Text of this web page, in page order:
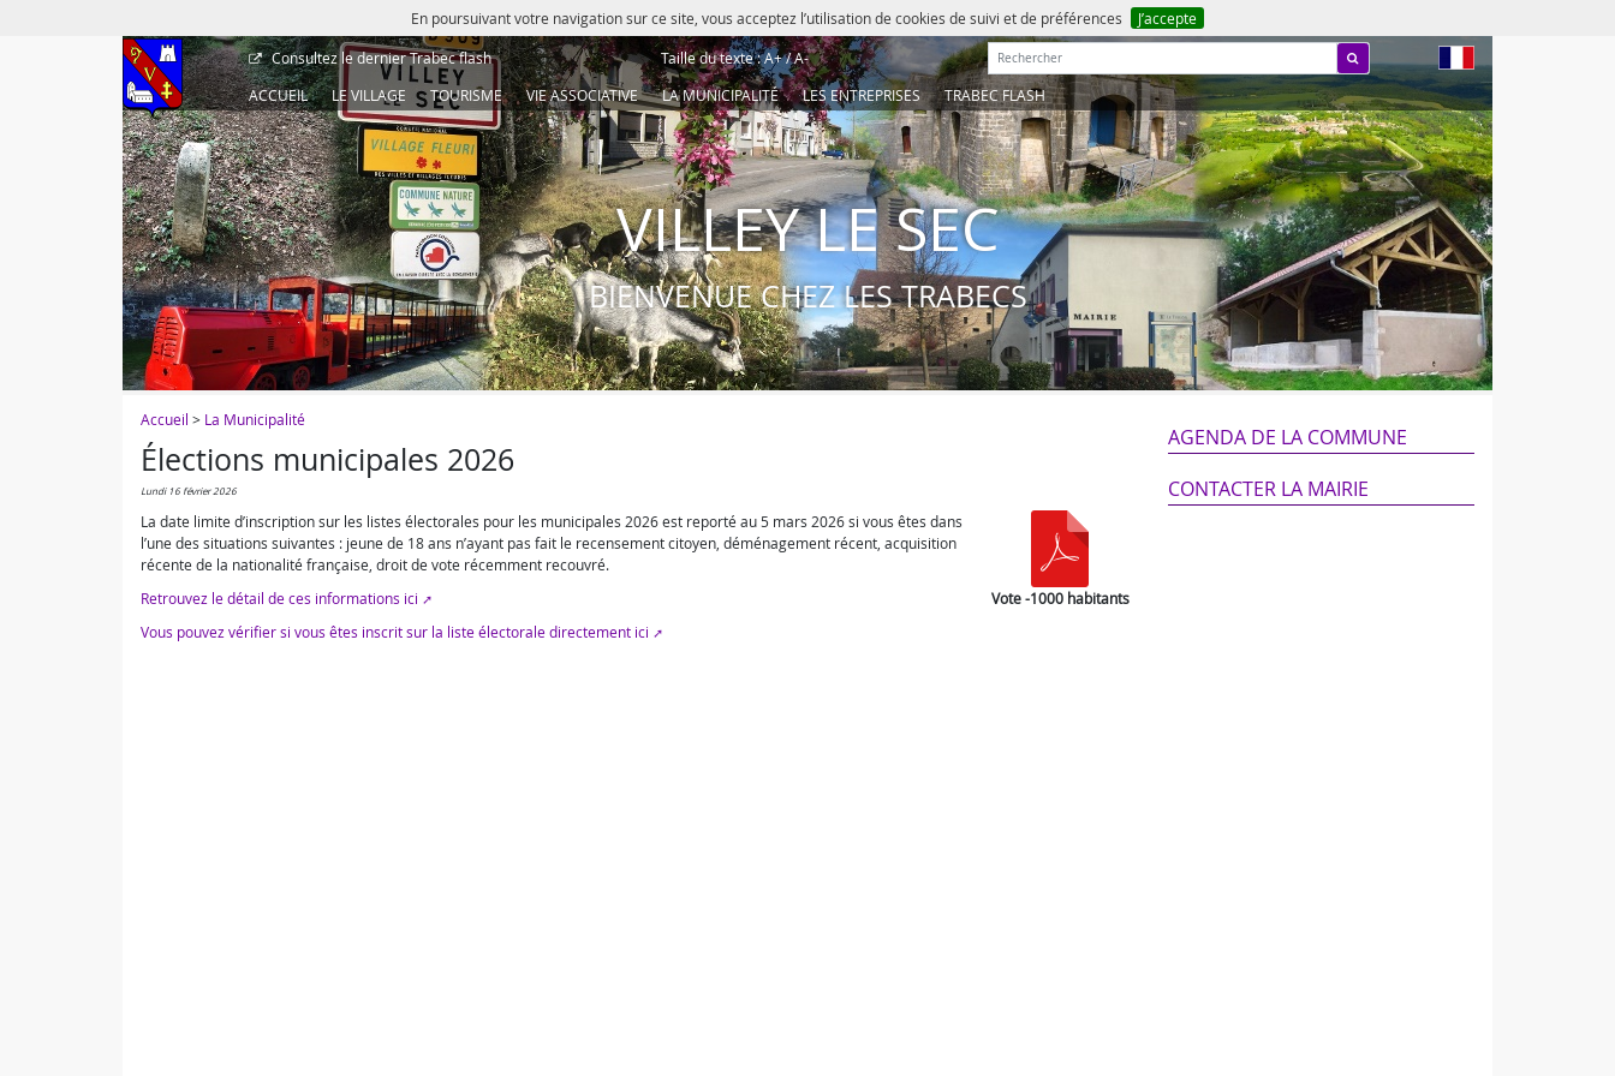
En poursuivant votre navigation sur ce site, vous acceptez l’utilisation de cookies de suivi et de préférences J’accepte
Consultez le dernierTrabec flash Taille du texte :A+/A- Rechercher :
ACCUEIL
LE VILLAGE TOURISME VIE ASSOCIATIVE LA MUNICIPALITÉ LES ENTREPRISES TRABEC FLASH
VILLEY LE SEC
BIENVENUE CHEZ LES TRABECS
Accueil > La Municipalité
Élections municipales 2026
lundi 16 février 2026
Vote -1000 habitants
La date limite d’inscription sur les listes électorales pour les municipales 2026 est reporté au 5 mars 2026 si vous êtes dans
l’une des situations suivantes : jeune de 18 ans n’ayant pas fait le recensement citoyen, déménagement récent, acquisition
récente de la nationalité française, droit de vote récemment recouvré.
Retrouvez le détail de ces informations ici
Vous pouvez vérifier si vous êtes inscrit sur la liste électorale directement ici
AGENDA DE LA COMMUNE
CONTACTER LA MAIRIE